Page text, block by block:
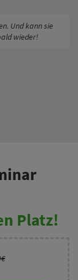
Und kann sie
wieder!
Platz!